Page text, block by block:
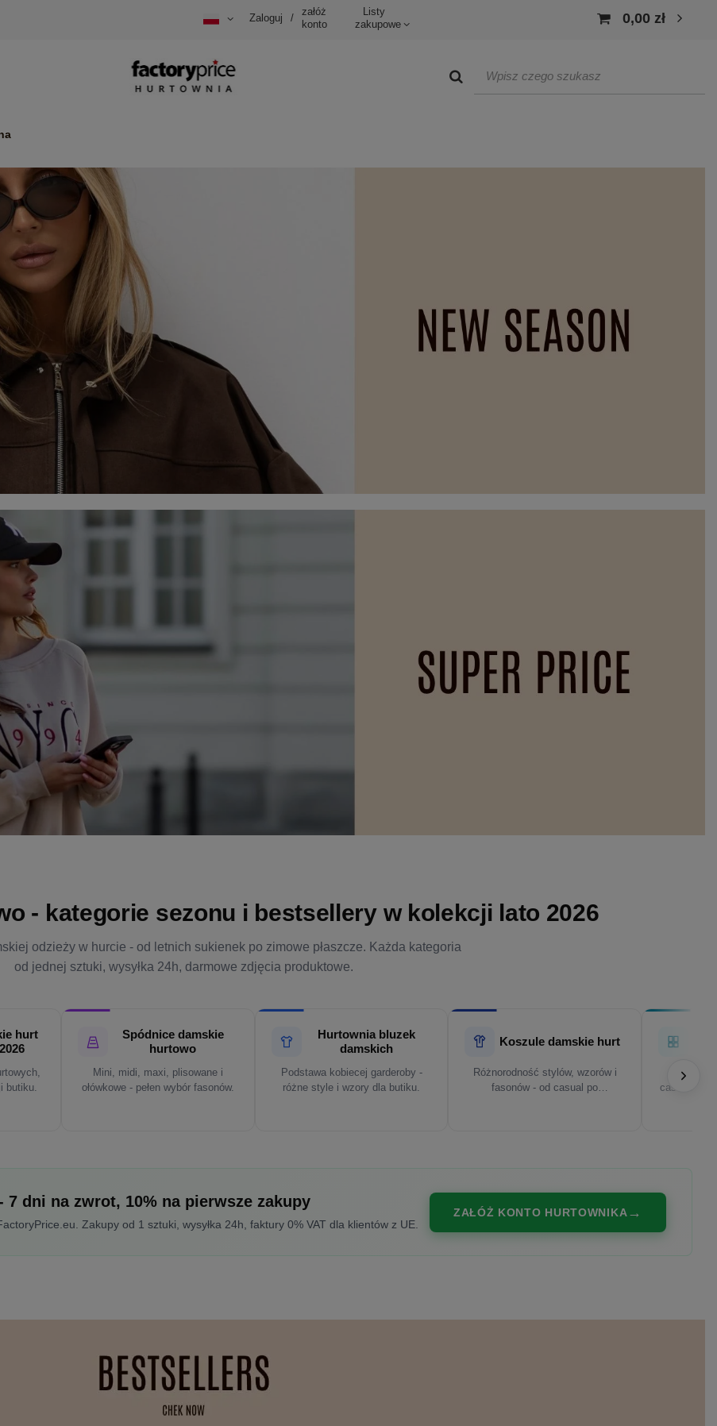
Zaloguj /
załóż
konto
Listy
zakupowe
0,00 zł
- kategorie sezonu i bestsellery w kolekcji lato 2026
odzieży w hurcie - od letnich sukienek po zimowe płaszcze. Każda kategoria
od jednej sztuki, wysyłka 24h, darmowe zdjęcia produktowe.
hurt
butiku.
Spódnice damskie
hurtowo
Mini, midi, maxi, plisowane i
ołówkowe - pełen wybór fasonów.
Hurtownia bluzek
damskich
Podstawa kobiecej garderoby -
różne style i wzory dla butiku.
Koszule damskie hurt
Różnorodność stylów, wzorów i
fasonów - od casual po
casualowe,
dni na zwrot, 10% na pierwsze zakupy
Zakupy od 1 sztuki, wysyłka 24h, faktury 0% VAT dla klientów z UE.
ZAŁÓŻ KONTO HURTOWNIKA